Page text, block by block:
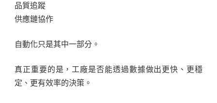
品質追蹤
供應鏈協作
自動化只是其中一部分。
真正重要的是，工廠是否能透過數據做出更快、更穩
定、更有效率的決策。